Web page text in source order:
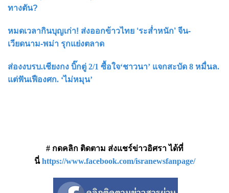
ทางตัน?
หมดเวลากินบุญเก่า! ส่งออกข้าวไทย ‘ระส่ำหนัก’ จีน-
เวียดนาม-พม่า รุกแย่งตลาด
ส่องงบรบ.เชียงกง บิ๊กตู่ 2/1 ซื้อใจ‘ชาวนา’ แจกสะบัด 8 หมื่นล.
แต่ฟันเฟืองศก. ‘ไม่หมุน’
# กดคลิก ติดตาม ส่งแชร์ข่าวอิศรา ได้ที่
นี่https://www.facebook.com/isranewsfanpage/